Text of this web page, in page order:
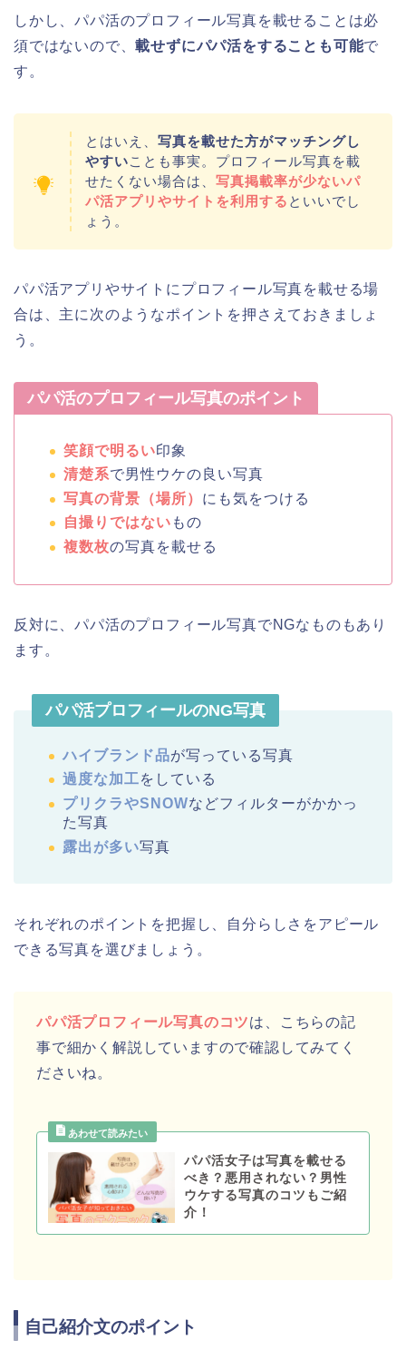
しかし、パパ活のプロフィール写真を載せることは必
須ではないので、載せずにパパ活をすることも可能で
す。
とはいえ、 写真を載せた方がマッチングし
やすいことも事実。プロフィール写真を載
せたくない場合は、 写真掲載率が少ないパ
パ活アプリやサイトを利用する といいでし
ょう。
パパ活アプリやサイトにプロフィール写真を載せる場
合は、主に次のようなポイントを押さえておきましょ
う。
パパ活のプロフィール写真のポイント
笑顔で明るい印象
清楚系で男性ウケの良い写真
写真の背景（場所） にも気をつける
自撮りではない もの
複数枚の写真を載せる
反対に、パパ活のプロフィール写真でNGなものもあり
ます。
パパ活プロフィールのNG写真
ハイブランド品が写っている写真
過度な加工をしている
プリクラやSNOWなどフィルターがかかっ
た写真
露出が多い写真
それぞれのポイントを把握し、自分らしさをアピール
できる写真を選びましょう。
パパ活プロフィール写真のコツは、こちらの記
事で細かく解説していますので確認してみてく
ださいね。
パパ活女子は写真を載せる
べき？悪用されない？男性
ウケする写真のコツもご紹
介！
自己紹介文のポイント